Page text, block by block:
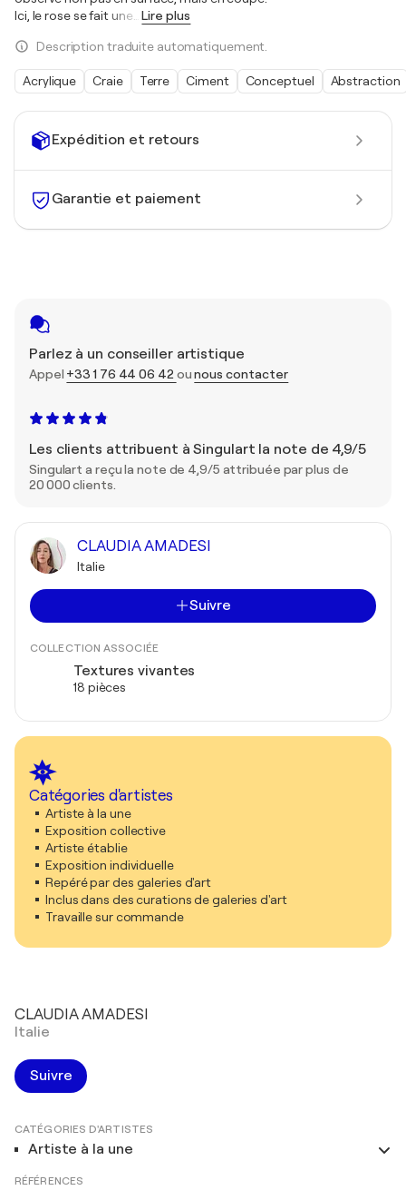
Expédition et retours
Garantie et paiement
Parlez à un conseiller artistique
Appel +33 1 76 44 06 42 ounous contacter
Les clients attribuent à Singulart la note de 4,9/5
Singulart a reçu la note de 4,9/5 attribuée par plus de
20 000 clients.
CLAUDIA AMADESI
Italie
Suivre
COLLECTION ASSOCIÉE
Textures vivantes
18 pièces
Catégories d'artistes
Artiste à la une
Exposition collective
Artiste établie
Exposition individuelle
Repéré par des galeries d'art
Inclus dans des curations de galeries d'art
Travaille sur commande
Ici, le rose se fait une
Lire plus
Description traduite automatiquement.
Acrylique Craie Terre Ciment Conceptuel Abstraction
CLAUDIA AMADESI
Italie
Suivre
CATÉGORIES D'ARTISTES
Artiste à la une
RÉFÉRENCES